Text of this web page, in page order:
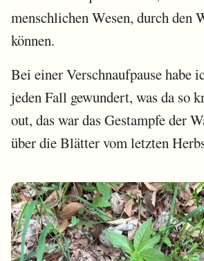
menschlichen Wesen, durch den
können.
Bei einer Verschnaufpause habe
jeden Fall gewundert, was da so
out, das war das Gestampfe der
über die Blätter vom letzten